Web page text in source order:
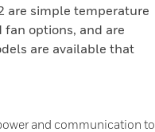
are simple temperature
options, and are
are available that
and communication to